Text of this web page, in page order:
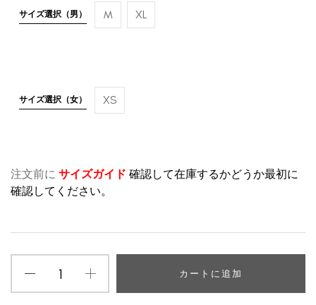
サイズ選択（男） M XL
サイズ選択（女） XS
注文前に サイズガイド 確認して在庫するかどうか最初に
確認してください。
カートに追加